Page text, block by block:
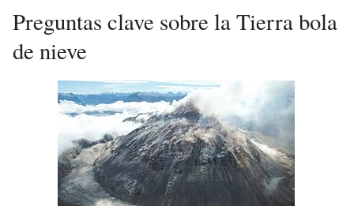
Preguntas clave sobre la Tierra bola
de nieve